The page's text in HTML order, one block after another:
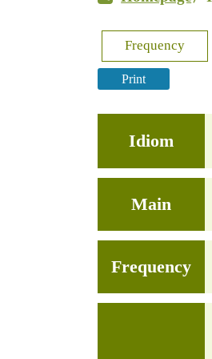
Frequency
Print
Idiom
Main
Frequency